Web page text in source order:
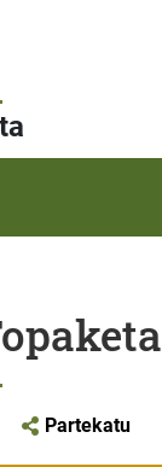
Partekatu